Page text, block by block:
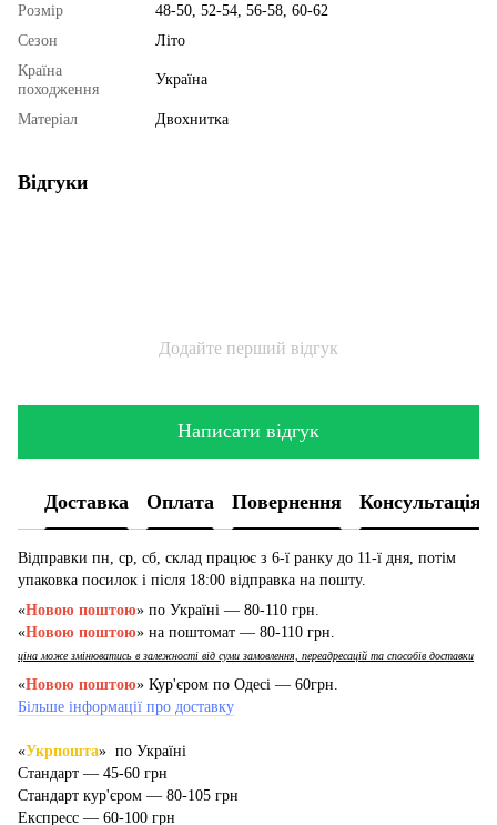
Розмір
48-50, 52-54, 56-58, 60-62
Сезон
Літо
Країна
походження
Україна
Матеріал Двохнитка
Відгуки
Додайте перший відгук
Написати відгук
Доставка Оплата Повернення Консультація
Відправки пн, ср, сб, склад працює з 6-ї ранку до 11-ї дня, потім
упаковка посилок і після 18:00 відправка на пошту.
«Новою поштою» по Україні — 80-110 грн.
«Новою поштою» на поштомат — 80-110 грн.
ціна може змінюватись в залежності від суми замовлення, переадресацій та способів доставки
«Новою поштою» Кур'єром по Одесі — 60грн.
Більше інформації про доставку
«Укрпошта» по Україні
Стандарт — 45-60 грн
Стандарт кур'єром — 80-105 грн
Експресс — 60-100 грн